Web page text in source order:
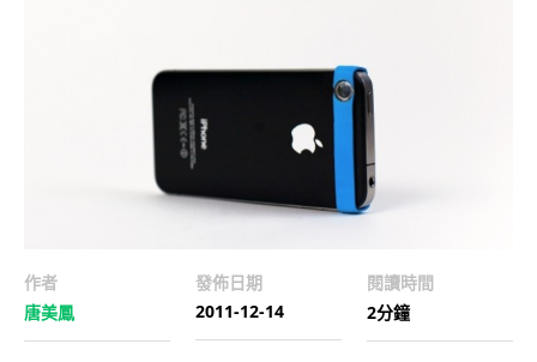
作者
唐美鳳
發佈日期
2011-12-14
閱讀時間
2分鐘